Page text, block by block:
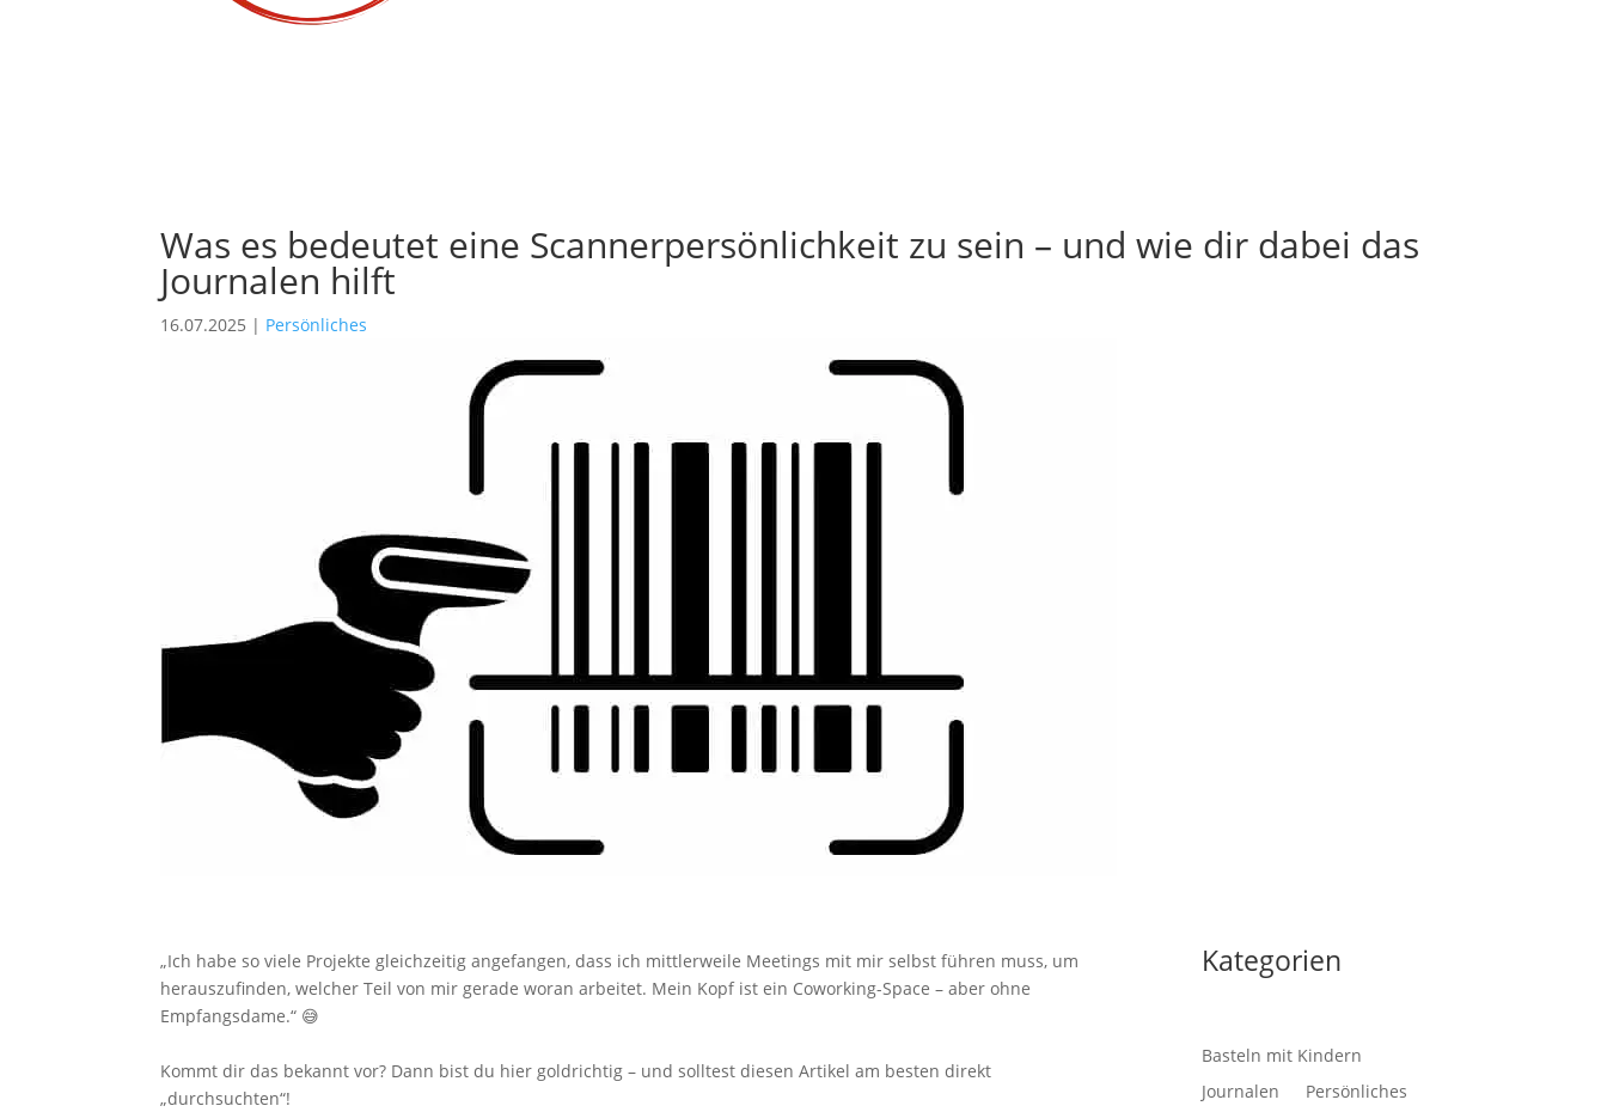
Was es bedeutet eine Scannerpersönlichkeit zu sein – und wie dir dabei das
Journalen hilft
16.07.2025 | Persönliches
„Ich habe so viele Projekte gleichzeitig angefangen, dass ich mittlerweile Meetings mit mir selbst führen muss, um
herauszufinden, welcher Teil von mir gerade woran arbeitet. Mein Kopf ist ein Coworking-Space – aber ohne
Empfangsdame.“ 😅
Kommt dir das bekannt vor? Dann bist du hier goldrichtig – und solltest diesen Artikel am besten direkt
„durchsuchten“!
Kategorien
Basteln mit Kindern
Journalen
Persönliches